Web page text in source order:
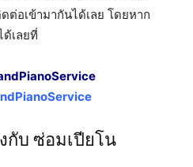
ต่อเข้ามากันได้เลย โดยหาก
เลยที่
กับ ซ่อมเปียโน